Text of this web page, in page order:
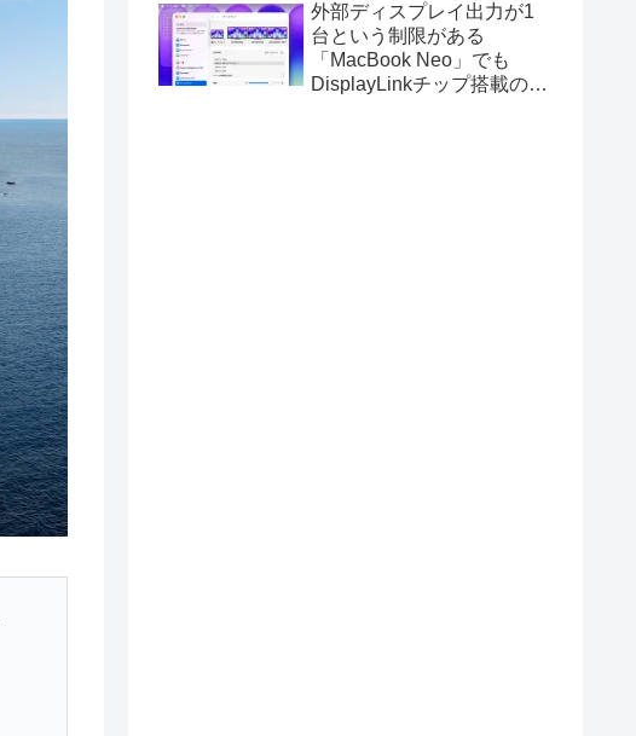
Mac用システムモニタアプ
リ「Task Manager TMOG」
のBeta版を公開。
外部ディスプレイ出力が1
台という制限がある
「MacBook Neo」でも
DisplayLinkチップ搭載の